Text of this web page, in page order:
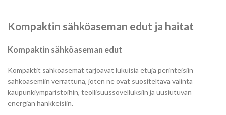
Kompaktin sähköaseman edut ja haitat
Kompaktin sähköaseman edut
Kompaktit sähköasemat tarjoavat lukuisia etuja perinteisiin
sähköasemiin verrattuna, joten ne ovat suositeltava valinta
kaupunkiympäristöihin, teollisuussovelluksiin ja uusiutuvan
energian hankkeisiin.